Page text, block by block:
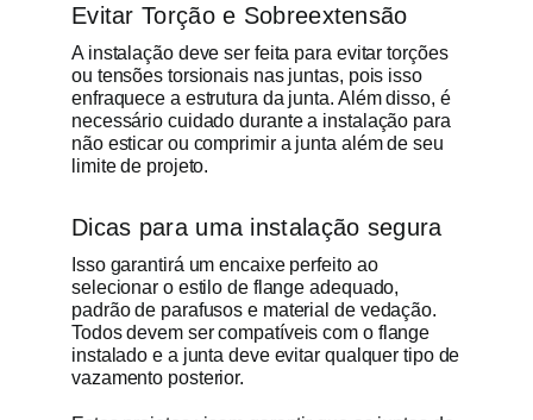
Evitar Torção e Sobreextensão
A instalação deve ser feita para evitar torções
ou tensões torsionais nas juntas, pois isso
enfraquece a estrutura da junta. Além disso, é
necessário cuidado durante a instalação para
não esticar ou comprimir a junta além de seu
limite de projeto.
Dicas para uma instalação segura
Isso garantirá um encaixe perfeito ao
selecionar o estilo de flange adequado,
padrão de parafusos e material de vedação.
Todos devem ser compatíveis com o flange
instalado e a junta deve evitar qualquer tipo de
vazamento posterior.